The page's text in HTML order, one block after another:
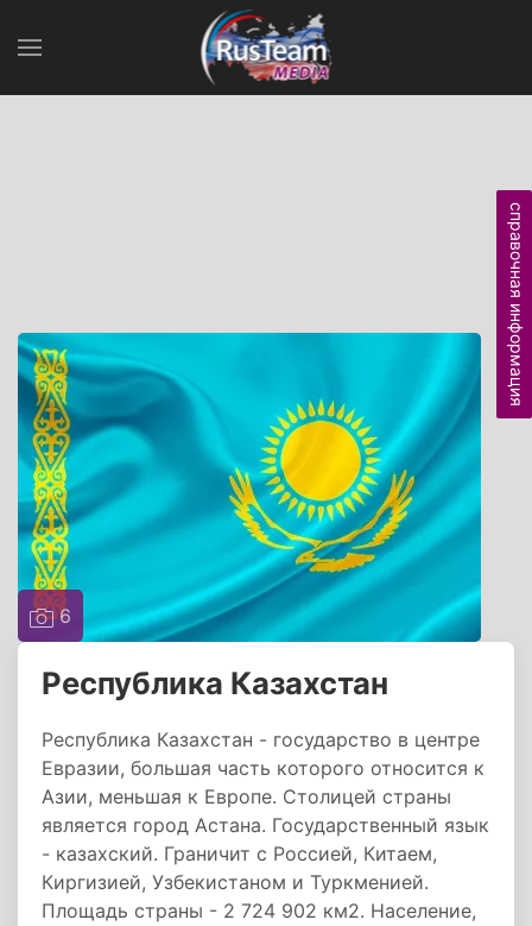
6
Республика Казахстан
Республика Казахстан - государство в центре
Евразии, большая часть которого относится к
Азии, меньшая к Европе. Столицей страны
является город Астана. Государственный язык
- казахский. Граничит с Россией, Китаем,
Киргизией, Узбекистаном и Туркменией.
Площадь страны - 2 724 902 км2. Население,
справочная информация